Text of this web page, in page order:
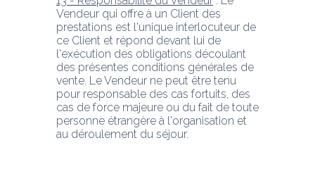
Vendeur qui offre à un Client des
prestations est l'unique interlocuteur de
ce Client et répond devant lui de
l'exécution des obligations découlant
des présentes conditions générales de
vente. Le Vendeur ne peut être tenu
pour responsable des cas fortuits, des
cas de force majeure ou du fait de toute
personne étrangère à l'organisation et
au déroulement du séjour.